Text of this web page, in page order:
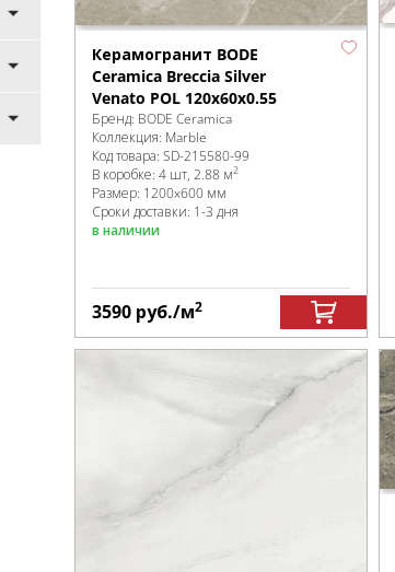
Керамогранит BODE
Ceramica Breccia Silver
Venato POL 120x60x0.55
Бренд: BODE Ceramica
Коллекция: Marble
Код товара: SD-215580-99
В коробке: 4 шт, 2.88 м2
Размер: 1200x600 мм
Сроки доставки: 1-3 дня
в наличии
3590 руб./м2